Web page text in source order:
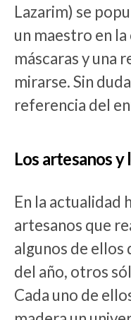
Lazarim) se
un maestro en
máscaras y una
mirarse. Sin
referencia del
Los artesanos y
En la actualidad
artesanos que
algunos de
del año, otros
Cada uno de